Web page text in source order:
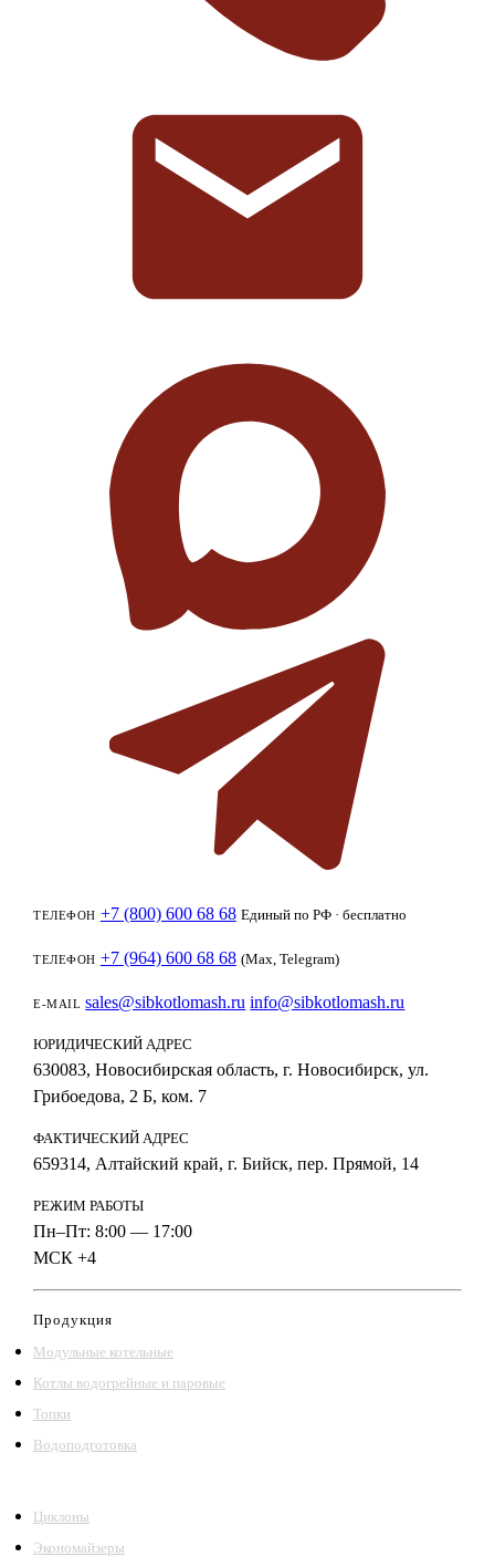
ТЕЛЕФОН +7 (800) 600 68 68 Единый по РФ · бесплатно
ТЕЛЕФОН +7 (964) 600 68 68 (Max, Telegram)
E-MAIL sales@sibkotlomash.ru info@sibkotlomash.ru
ЮРИДИЧЕСКИЙ АДРЕС
630083, Новосибирская область, г. Новосибирск, ул.
Грибоедова, 2 Б, ком. 7
ФАКТИЧЕСКИЙ АДРЕС
659314, Алтайский край, г. Бийск, пер. Прямой, 14
РЕЖИМ РАБОТЫ
Пн–Пт: 8:00 — 17:00
МСК +4
Продукция
Модульные котельные
Котлы водогрейные и паровые
Топки
Водоподготовка
Циклоны
Экономайзеры